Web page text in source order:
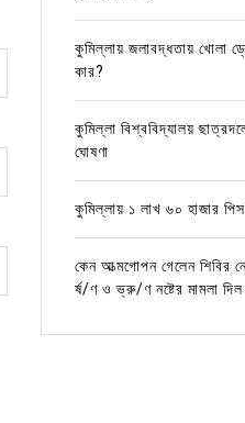
কুমিল্লায় জলাবদ্ধতায় খোলা
কার?
কুমিল্লা বিশ্ববিদ্যালয়
ঘোষণা
কুমিল্লায় ১ লাখ ৬০ হাজার
কেন আত্মগোপন গেলেন শিবির
র্ষ/ণ ও ভ্রু/ণ নষ্টের মামলা দিল